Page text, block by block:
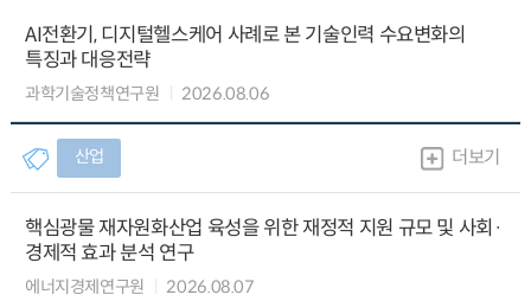
AI전환기, 디지털헬스케어 사례로 본 기술인력 수요변화의
특징과 대응전략
과학기술정책연구원 2026.08.06
산업 더보기
핵심광물 재자원화산업 육성을 위한 재정적 지원 규모 및 사회·
경제적 효과 분석 연구
에너지경제연구원 2026.08.07